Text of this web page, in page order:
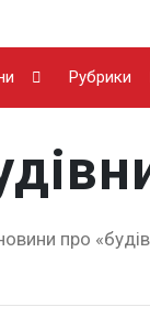
Рубрики
про